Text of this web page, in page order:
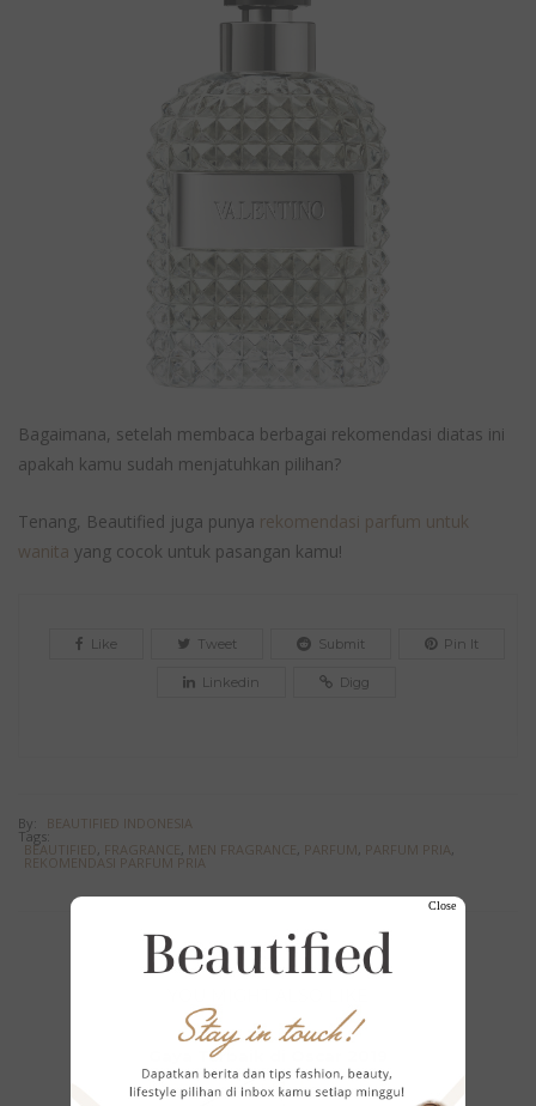
Bagaimana, setelah membaca berbagai rekomendasi diatas ini
apakah kamu sudah menjatuhkan pilihan?
Tenang, Beautified juga punya rekomendasi parfum untuk
wanita yang cocok untuk pasangan kamu!
Like Tweet Submit Pin It
Linkedin Digg
By: BEAUTIFIED INDONESIA
Tags:
BEAUTIFIED, FRAGRANCE , MEN FRAGRANCE , PARFUM, PARFUM PRIA,
REKOMENDASI PARFUM PRIA
Gaya Terbaik di Oscar 2019
Fashion,Style Report March 10, 2019
Close